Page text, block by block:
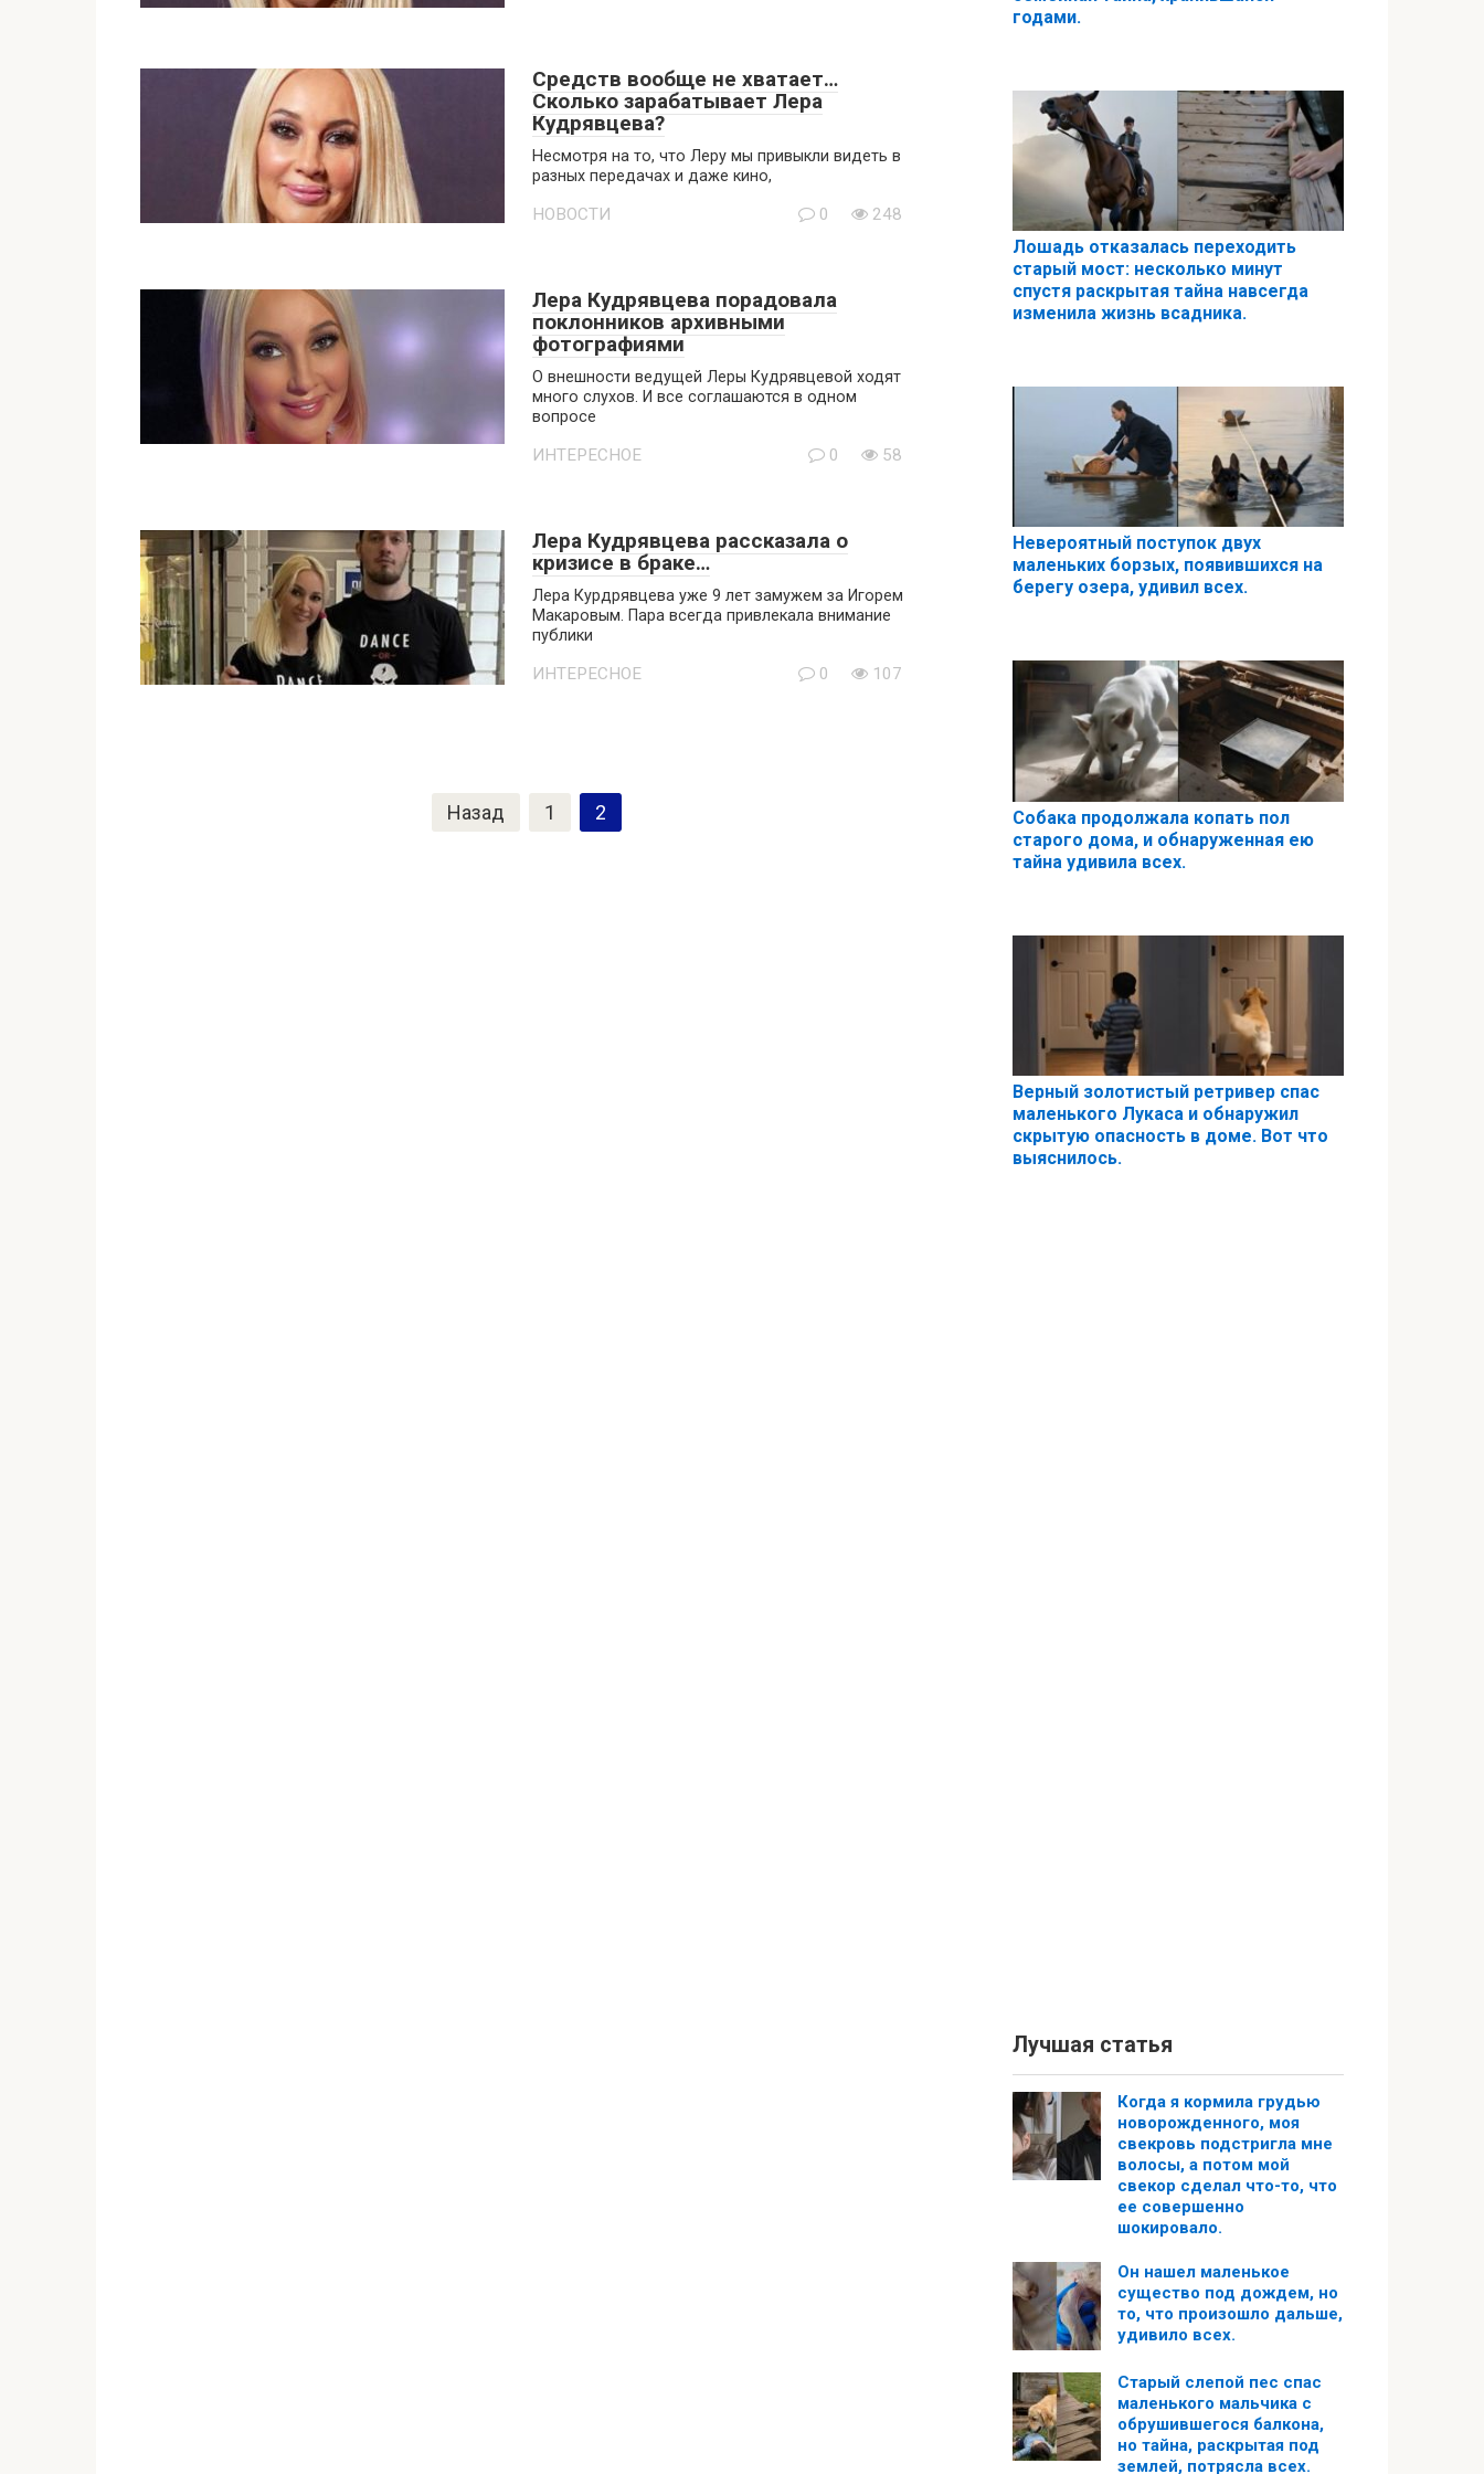
Средств вообще не хватает…
Сколько зарабатывает Лера
Кудрявцева?
Несмотря на то, что Леру мы привыкли видеть в
разных передачах и даже кино,
НОВОСТИ 0 248
Лера Кудрявцева порадовала
поклонников архивными
фотографиями
О внешности ведущей Леры Кудрявцевой ходят
много слухов. И все соглашаются в одном
вопросе
ИНТЕРЕСНОЕ 0 58
Лера Кудрявцева рассказала о
кризисе в браке…
Лера Курдрявцева уже 9 лет замужем за Игорем
Макаровым. Пара всегда привлекала внимание
публики
ИНТЕРЕСНОЕ 0 107
Назад 1 2
годами.
Лошадь отказалась переходить
старый мост: несколько минут
спустя раскрытая тайна навсегда
изменила жизнь всадника.
Невероятный поступок двух
маленьких борзых, появившихся на
берегу озера, удивил всех.
Собака продолжала копать пол
старого дома, и обнаруженная ею
тайна удивила всех.
Верный золотистый ретривер спас
маленького Лукаса и обнаружил
скрытую опасность в доме. Вот что
выяснилось.
Лучшая статья
Когда я кормила грудью
новорожденного, моя
свекровь подстригла мне
волосы, а потом мой
свекор сделал что-то, что
ее совершенно
шокировало.
Он нашел маленькое
существо под дождем, но
то, что произошло дальше,
удивило всех.
Старый слепой пес спас
маленького мальчика с
обрушившегося балкона,
но тайна, раскрытая под
землей, потрясла всех.